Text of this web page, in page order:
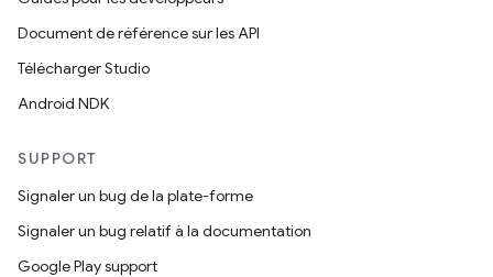
Document de référence sur les API
Télécharger Studio
Android NDK
SUPPORT
Signaler un bug de la plate-forme
Signaler un bug relatif à la documentation
Google Play support